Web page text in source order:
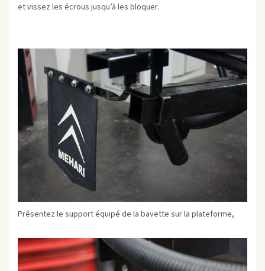
et vissez les écrous jusqu’à les bloquer.
Présentez le support équipé de la bavette sur la plateforme,